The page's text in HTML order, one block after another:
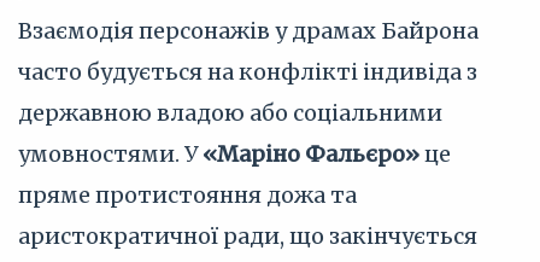
Взаємодія персонажів у драмах Байрона
часто будується на конфлікті індивіда з
державною владою або соціальними
умовностями. У«Маріно Фальєро»це
пряме протистояння дожа та
аристократичної ради, що закінчується